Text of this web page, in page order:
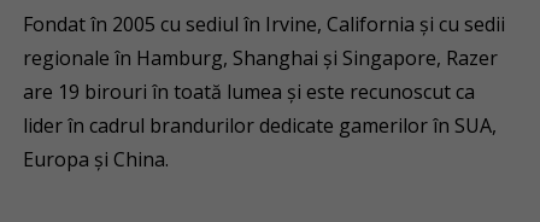
Fondat în 2005 cu sediul în Irvine, California și cu sedii
regionale în Hamburg, Shanghai și Singapore, Razer
are 19 birouri în toată lumea și este recunoscut ca
lider în cadrul brandurilor dedicate gamerilor în SUA,
Europa și China.